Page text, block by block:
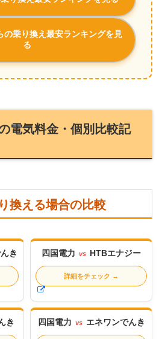
の乗り換え最安ランキングを見
る
電気料金・個別比較記
換える場合の比較
き 四国電力 vs HTBエナジー
詳細をチェック →
き 四国電力 vs エネワンでんき